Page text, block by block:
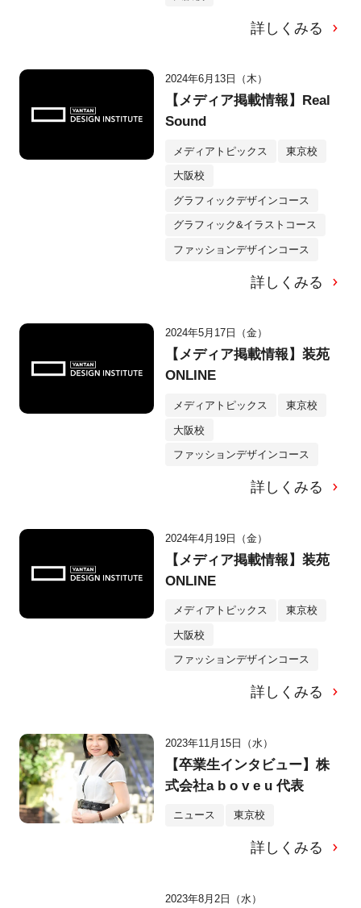
詳しくみる
2024年6月13日（木）
【メディア掲載情報】Real
Sound
メディアトピックス 東京校
大阪校
グラフィックデザインコース
グラフィック&イラストコース
ファッションデザインコース
詳しくみる
2024年5月17日（金）
【メディア掲載情報】装苑
ONLINE
メディアトピックス 東京校
大阪校
ファッションデザインコース
詳しくみる
2024年4月19日（金）
【メディア掲載情報】装苑
ONLINE
メディアトピックス 東京校
大阪校
ファッションデザインコース
詳しくみる
2023年11月15日（水）
【卒業生インタビュー】株
式会社a b o v e u 代表
ニュース 東京校
詳しくみる
2023年8月2日（水）